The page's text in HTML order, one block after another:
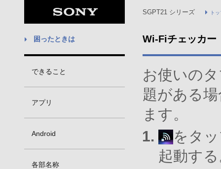
SGPT21 シリーズ ト
困ったときは
できること
アプリ
Android
各部名称
Wi-Fiチェッカー
お使いの
題がある
ます。
をタ
起動す